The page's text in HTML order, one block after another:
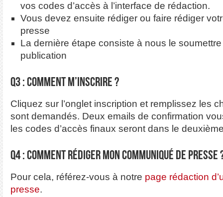
vos codes d’accès à l’interface de rédaction.
Vous devez ensuite rédiger ou faire rédiger
presse
La dernière étape consiste à nous le
publication
Q3 : Comment m’inscrire ?
Cliquez sur l’onglet inscription et remplissez les
sont demandés. Deux emails de confirmation
les codes d’accès finaux seront dans le
Q4 : Comment rédiger mon communiqué de presse
Pour cela, référez-vous à notre page rédaction
presse.